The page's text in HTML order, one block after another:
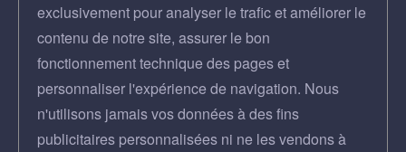
exclusivement pour analyser le trafic et améliorer le
contenu de notre site, assurer le bon
fonctionnement technique des pages et
personnaliser l'expérience de navigation. Nous
n'utilisons jamais vos données à des fins
publicitaires personnalisées ni ne les vendons à